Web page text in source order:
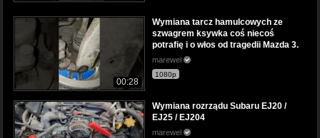
00:28
Wymiana tarcz hamulcowych ze
szwagrem ksywka coś niecoś
potrafię i o włos od tragedii Mazda 3.
marewel
1080p
Wymiana rozrządu Subaru EJ20 /
EJ25 / EJ204
marewel